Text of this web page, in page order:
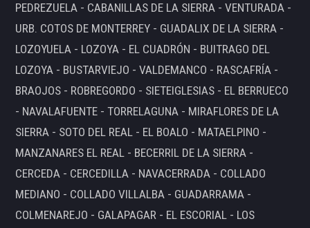
PEDREZUELA - CABANILLAS DE LA SIERRA - VENTURADA -
URB. COTOS DE MONTERREY - GUADALIX DE LA SIERRA -
LOZOYUELA - LOZOYA - EL CUADRÓN - BUITRAGO DEL
LOZOYA - BUSTARVIEJO - VALDEMANCO - RASCAFRÍA -
BRAOJOS - ROBREGORDO - SIETEIGLESIAS - EL BERRUECO
- NAVALAFUENTE - TORRELAGUNA - MIRAFLORES DE LA
SIERRA - SOTO DEL REAL - EL BOALO - MATAELPINO -
MANZANARES EL REAL - BECERRIL DE LA SIERRA -
CERCEDA - CERCEDILLA - NAVACERRADA - COLLADO
MEDIANO - COLLADO VILLALBA - GUADARRAMA -
COLMENAREJO - GALAPAGAR - EL ESCORIAL - LOS